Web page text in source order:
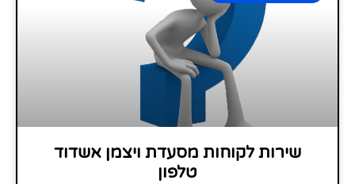
שירות לקוחות מסעדת ויצמן אשדוד
טלפון